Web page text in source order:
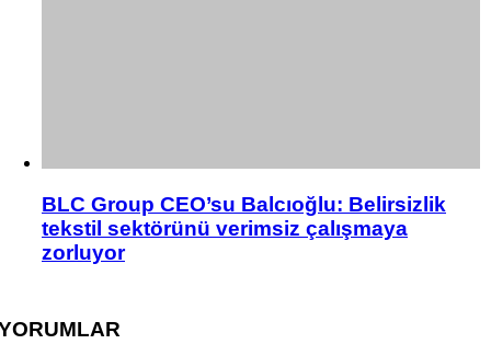
BLC Group CEO’su Balcıoğlu: Belirsizlik
tekstil sektörünü verimsiz çalışmaya
zorluyor